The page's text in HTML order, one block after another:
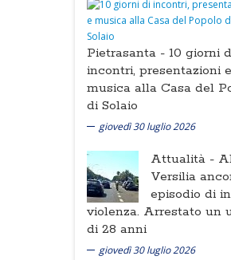
Pietrasanta - 10 giorni
incontri, presentazioni e
musica alla Casa del
di Solaio
giovedì 30 luglio 2026
Attualità -
Versilia
episodio di
violenza. Arrestato un
di 28 anni
giovedì 30 luglio 2026